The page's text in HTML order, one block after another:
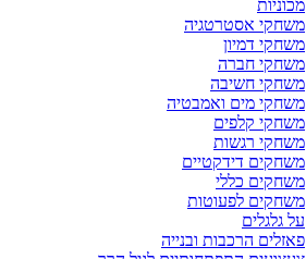
מכוניות
משחקי אסטרטגיה
משחקי דמיון
משחקי חברה
משחקי חשיבה
משחקי מים ואמבטיה
משחקי קלפים
משחקי רגשות
משחקים דידקטיים
משחקים כללי
משחקים לפעוטות
על גלגלים
פאזלים הרכבות ובנייה